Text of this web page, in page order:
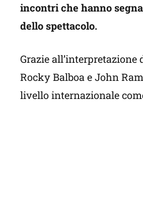
incontri che hanno
dello spettacolo.
Grazie
Rocky Balboa e John
livello internazionale